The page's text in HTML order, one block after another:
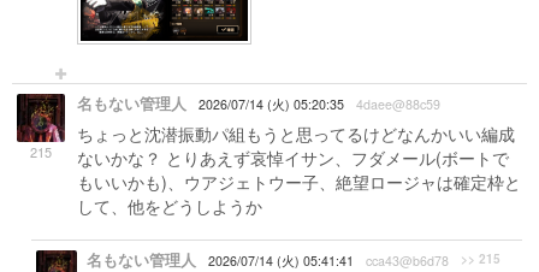
215
名もない管理人 2026/07/14 (火) 05:20:35 4daee@88c59
ちょっと沈潜振動パ組もうと思ってるけどなんかいい編成
ないかな？ とりあえず哀悼イサン、フダメール(ボートで
もいいかも)、ウアジェトウー子、絶望ロージャは確定枠と
して、他をどうしようか
名もない管理人 2026/07/14 (火) 05:41:41 cca43@b6d78 >> 215